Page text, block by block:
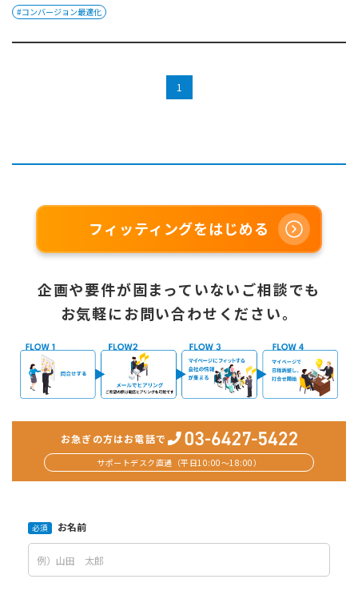
#コンバージョン最適化
1
フィッティングをはじめる
企画や要件が固まっていないご相談でも
お気軽にお問い合わせください。
お急ぎの方はお電話で
サポートデスク直通（平日10:00〜18:00）
必須 お名前